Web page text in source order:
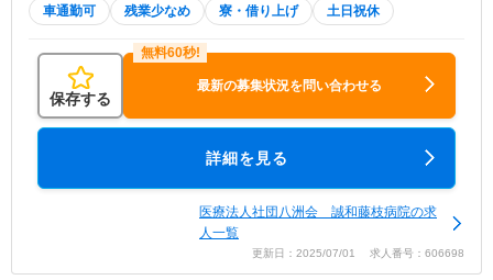
車通勤可 残業少なめ 寮・借り上げ 土日祝休
保存する
最新の募集状況を問い合わせる
詳細を見る
医療法人社団八洲会 誠和藤枝病院の求
人一覧
更新日：2025/07/01 求人番号：606698